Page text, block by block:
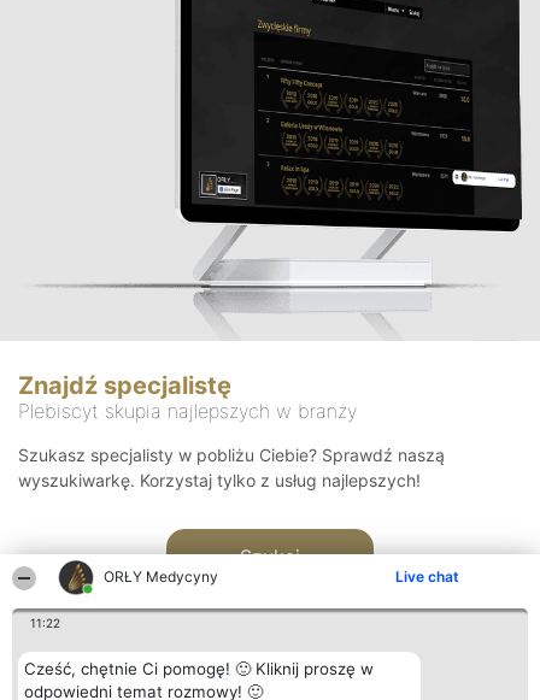
ORŁY Medycyny Live chat
11:22
Cześć, chętnie Ci pomogę! 🙂 Kliknij proszę w
odpowiedni temat rozmowy! 🙂
Znajdź specjalistę
Plebiscyt skupia najlepszych w branży
Szukasz specjalisty w pobliżu Ciebie? Sprawdź naszą
wyszukiwarkę. Korzystaj tylko z usług najlepszych!
Szukaj